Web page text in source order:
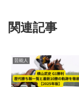
関連記事
芸能人